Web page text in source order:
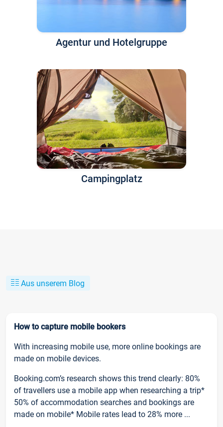
Agentur und Hotelgruppe
Campingplatz
Aus unserem Blog
How to capture mobile bookers
With increasing mobile use, more online bookings are
made on mobile devices.
Booking.com’s research shows this trend clearly: 80%
of travellers use a mobile app when researching a trip*
50% of accommodation searches and bookings are
made on mobile* Mobile rates lead to 28% more ...